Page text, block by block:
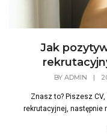
Jak
BY ADMIN |
Znasz to? Piszesz
rekrutacyjnej, następnie